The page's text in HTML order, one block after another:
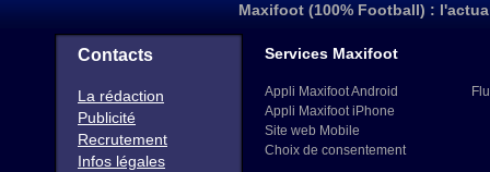
Maxifoot (100% Football) :
Contacts
La rédaction
Publicité
Recrutement
Infos légales
Services Maxifoot
Appli Maxifoot Android
Appli Maxifoot iPhone
Site web Mobile
Choix de consentement